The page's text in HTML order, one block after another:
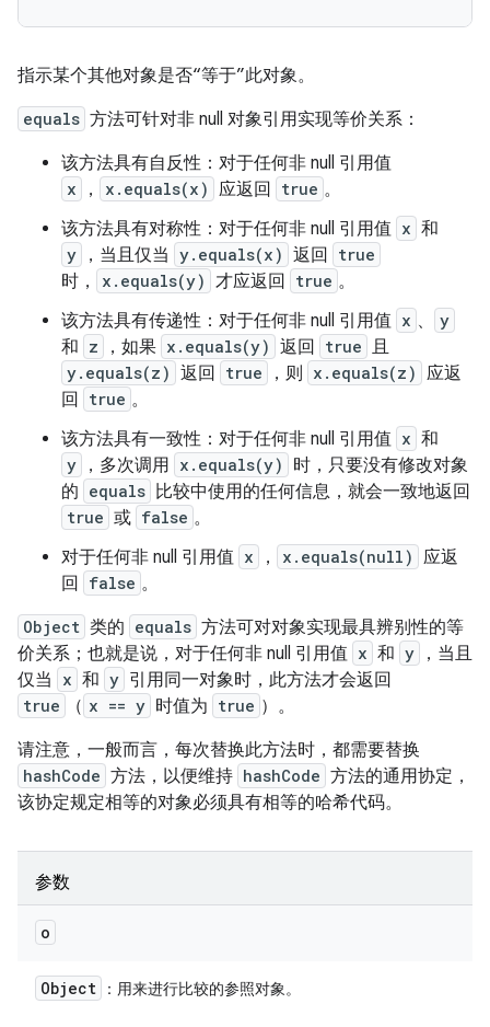
指示某个其他对象是否“等于”此对象。
equals 方法可针对非 null 对象引用实现等价关系：
该方法具有自反性：对于任何非 null 引用值
x ， x.equals(x) 应返回 true 。
该方法具有对称性：对于任何非 null 引用值 x 和
y ，当且仅当 y.equals(x) 返回 true
时， x.equals(y) 才应返回 true 。
该方法具有传递性：对于任何非 null 引用值 x 、 y
和 z ，如果 x.equals(y) 返回 true 且
y.equals(z) 返回 true ，则 x.equals(z) 应返
回
true 。
该方法具有一致性：对于任何非 null 引用值 x 和
y ，多次调用 x.equals(y)
时，只要没有修改对象
的 equals 比较中使用的任何信息，就会一致地返回
true 或 false 。
对于任何非 null 引用值 x ， x.equals(null) 应返
回
false 。
Object 类的 equals 方法可对对象实现最具辨别性的等
价关系；也就是说，对于任何非 null 引用值 x 和 y
，当且
仅当
x 和 y 引用同一对象时，此方法才会返回
true （ x == y 时值为 true ）。
请注意，一般而言，每次替换此方法时，都需要替换
hashCode 方法，以便维持 hashCode 方法的通用协定，
该协定规定相等的对象必须具有相等的哈希代码。
参数
o
Object ：用来进行比较的参照对象。